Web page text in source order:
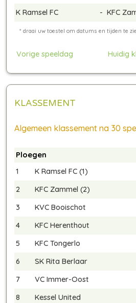
K Ramsel FC
- KFC
Vorige speeldag Huidig
KLASSEMENT
Algemeen klassement na 30
Ploegen
1
K Ramsel FC (1)
2
KFC Zammel (2)
3
KVC Booischot
4
KFC Herenthout
5
KFC Tongerlo
6
SK Rita Berlaar
7
VC Immer-Oost
8
Kessel United